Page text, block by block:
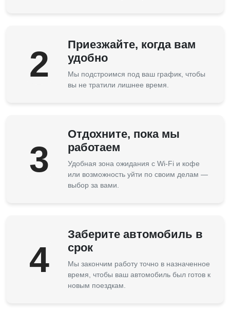
2
Приезжайте, когда вам
удобно
Мы подстроимся под ваш график, чтобы
вы не тратили лишнее время.
3
Отдохните, пока мы
работаем
Удобная зона ожидания с Wi-Fi и кофе
или возможность уйти по своим делам —
выбор за вами.
4
Заберите автомобиль в
срок
Мы закончим работу точно в назначенное
время, чтобы ваш автомобиль был готов к
новым поездкам.